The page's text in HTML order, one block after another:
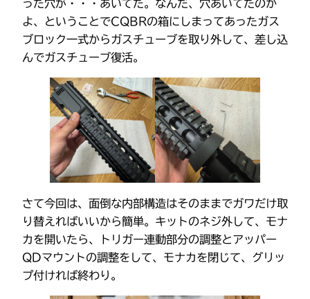
った穴が・・・あいてた。なんだ、穴あいてたのか
よ、ということでCQBRの箱にしまってあったガス
ブロック一式からガスチューブを取り外して、差し込
んでガスチューブ復活。
さて今回は、面倒な内部構造はそのままでガワだけ取
り替えればいいから簡単。キットのネジ外して、モナ
カを開いたら、トリガー連動部分の調整とアッパー
QDマウントの調整をして、モナカを閉じて、グリッ
プ付ければ終わり。